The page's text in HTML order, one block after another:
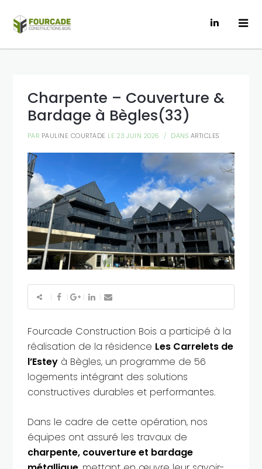
Charpente – Couverture &
Bardage à Bègles(33)
PAR PAULINE COURTADE LE 23 JUIN 2026 DANS ARTICLES
Fourcade Construction Bois a participé à la
réalisation de la résidence Les Carrelets de
l’Esteyà Bègles, un programme de 56
logements intégrant des solutions
constructives durables et performantes.
Dans le cadre de cette opération, nos
équipes ont assuré les travaux de
charpente, couverture et bardage